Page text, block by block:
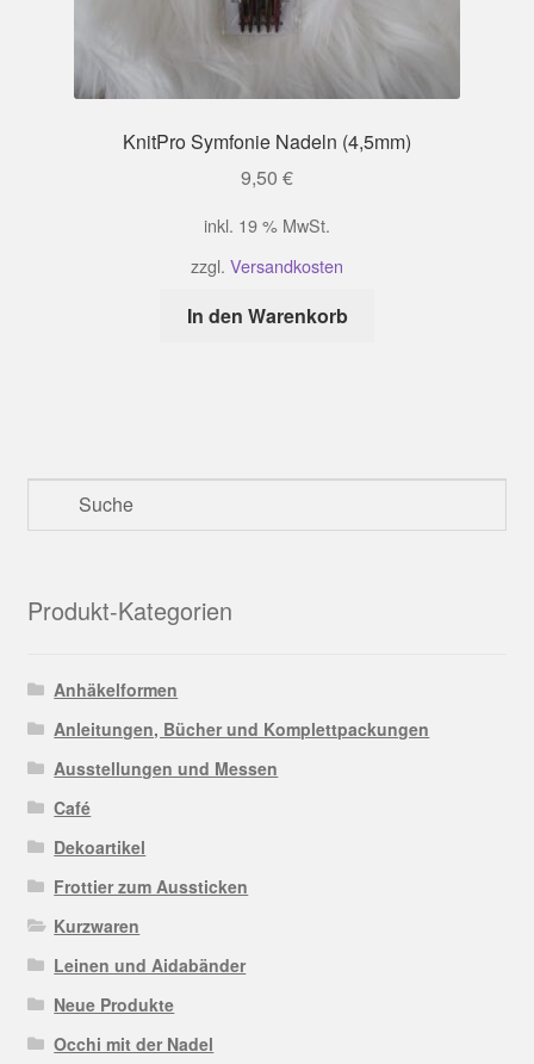
KnitPro Symfonie Nadeln (4,5mm)
9,50 €
inkl. 19 % MwSt.
zzgl. Versandkosten
In den Warenkorb
Produkt-Kategorien
Anhäkelformen
Anleitungen, Bücher und Komplettpackungen
Ausstellungen und Messen
Café
Dekoartikel
Frottier zum Aussticken
Kurzwaren
Leinen und Aidabänder
Neue Produkte
Occhi mit der Nadel